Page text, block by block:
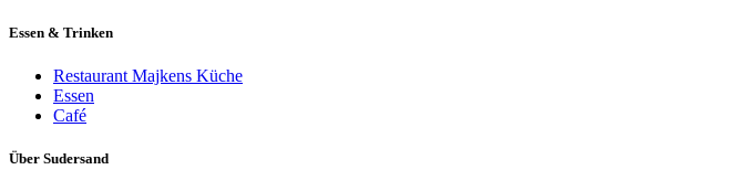
Essen & Trinken
Restaurant Majkens Küche
Essen
Café
Über Sudersand